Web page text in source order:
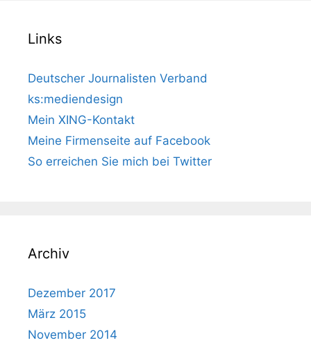
Links
Deutscher Journalisten Verband
ks:mediendesign
Mein XING-Kontakt
Meine Firmenseite auf Facebook
So erreichen Sie mich bei Twitter
Archiv
Dezember 2017
März 2015
November 2014